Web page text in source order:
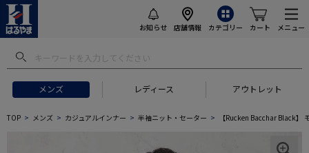
お知らせ 店舗情報 カテゴリー カート メニュー
メンズ レディース アウトレット
TOP メンズ カジュアルインナー 半袖ニット・セーター 【Rucken Bacchar Black】